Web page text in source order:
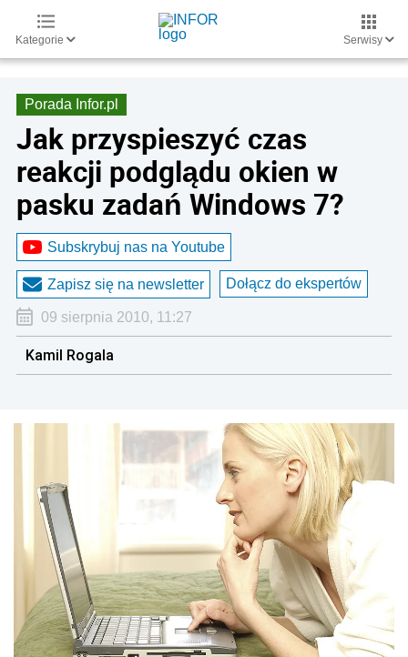
Kategorie Serwisy
Porada Infor.pl
Jak przyspieszyć czas
reakcji podglądu okien w
pasku zadań Windows 7?
Subskrybuj nas na Youtube
Zapisz się na newsletter Dołącz do ekspertów
09 sierpnia 2010, 11:27
Kamil Rogala